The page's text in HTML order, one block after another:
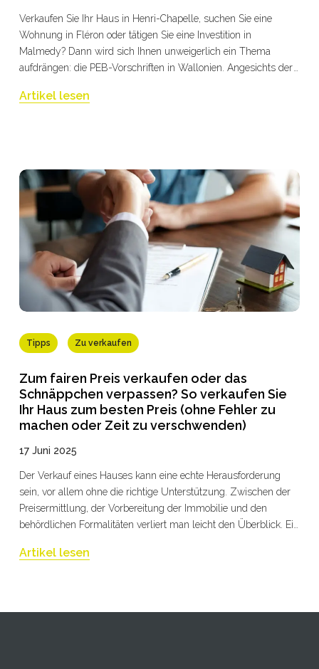
Verkaufen Sie Ihr Haus in Henri-Chapelle, suchen Sie eine
Wohnung in Fléron oder tätigen Sie eine Investition in
Malmedy? Dann wird sich Ihnen unweigerlich ein Thema
aufdrängen: die PEB-Vorschriften in Wallonien. Angesichts der
sind, dem bis 2050 angekündigten Zeitplan für energetische
Bei Immobilière Hock begleiten wir jedes Jahr Hunderte von
Eigentümern und Käufern in der Provinz Lüttich und den
Ostkantonen. Dieser Leitfaden bietet Ihnen an einem einzigen
Ort die wichtigsten Informationen zur wallonischen PEB-
Verordnung, damit Sie schon heute die richtigen
Entscheidungen treffen können. Planen Sie einen Verkauf?
Fordern Sie Ihre kostenlose und unverbindliche Schätzung an.
Wir kümmern uns um alle PEB- und Elektroangelegenheiten.
Artikel lesen
Tipps Zu verkaufen
Zum fairen Preis verkaufen oder das
Schnäppchen verpassen? So verkaufen Sie
Ihr Haus zum besten Preis (ohne Fehler zu
machen oder Zeit zu verschwenden)
17 Juni 2025
Der Verkauf eines Hauses kann eine echte Herausforderung
sein, vor allem ohne die richtige Unterstützung. Zwischen der
Preisermittlung, der Vorbereitung der Immobilie und den
behördlichen Formalitäten verliert man leicht den Überblick. Ein
zum besten Preis zu verkaufen.
Artikel lesen